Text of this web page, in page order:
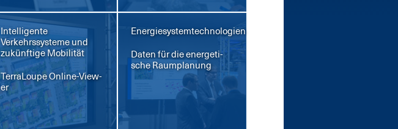
Intelligente
Verkehrssysteme und
zukünftige Mobilität
Ter­ra­Lou­pe On­line-View­
er
Energiesystemtechnologien
Da­ten für die en­er­ge­ti­
sche Raum­pla­nung